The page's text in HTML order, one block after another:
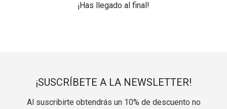
¡Has llegado al final!
¡SUSCRÍBETE A LA NEWSLETTER!
Al suscribirte obtendrás un 10% de descuento no